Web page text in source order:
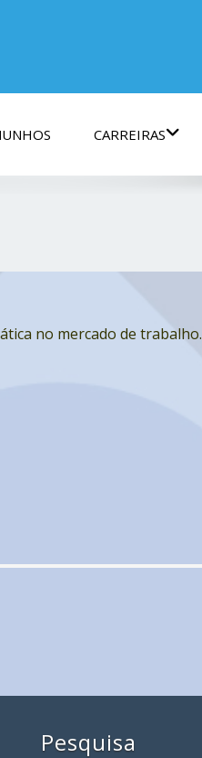
CARREIRAS
no mercado de trabalho.
Pesquisa